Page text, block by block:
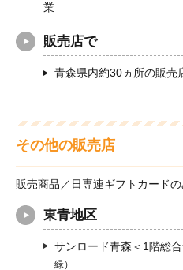
業
販売店で
青森県内約30ヵ所の販売
その他の販売店
販売商品／日専連ギフトカードの
東青地区
サンロード青森＜1階総
緑）